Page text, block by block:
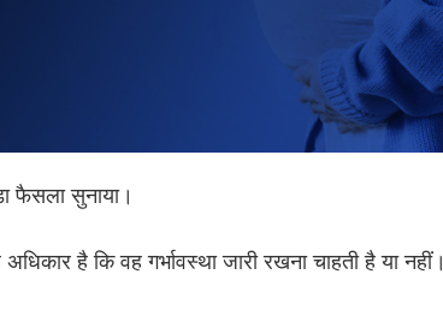
फैसला सुनाया।
है कि वह गर्भावस्था जारी रखना चाहती है या नहीं।